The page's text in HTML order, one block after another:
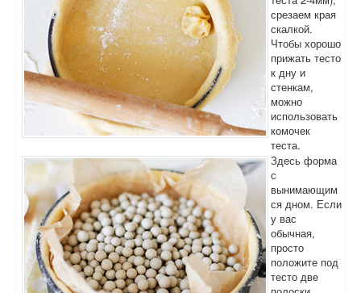
срезаем края
скалкой.
Чтобы хорошо
прижать тесто
к дну и
стенкам,
можно
использовать
комочек
теста.
Здесь форма
с
вынимающим
ся дном. Если
у вас
обычная,
просто
положите под
тесто две